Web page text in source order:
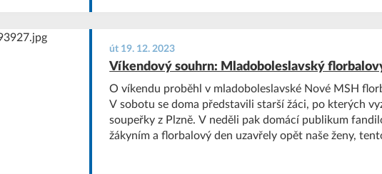
út 19. 12. 2023
Víkendový souhrn: Mladoboleslavský
O víkendu proběhl v mladoboleslavské Nové MSH
V sobotu se doma představili starší žáci, po kterých
soupeřky z Plzně. V neděli pak domácí publikum
žákyním a florbalový den uzavřely opět naše ženy,